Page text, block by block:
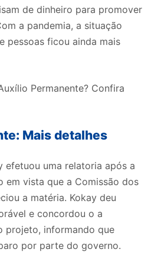
de dinheiro para promover
a pandemia, a situação
pessoas ficou ainda mais
Permanente? Confira
Mais detalhes
efetuou uma relatoria após a
em vista que a Comissão dos
a matéria. Kokay deu
e concordou o a
projeto, informando que
por parte do governo.